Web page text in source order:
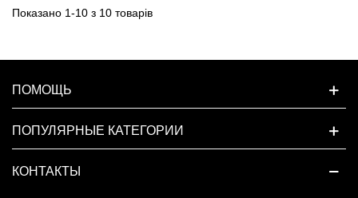
Показано 1-10 з 10 товарів
ПОМОЩЬ
ПОПУЛЯРНЫЕ КАТЕГОРИИ
КОНТАКТЫ